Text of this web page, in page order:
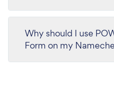
Why should I use
Form on my